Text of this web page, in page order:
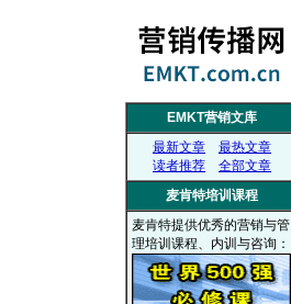
EMKT营销文库
最新文章
最热文章
读者推荐
全部文章
麦肯特培训课程
麦肯特提供优秀的营销与管
理培训课程、内训与咨询：